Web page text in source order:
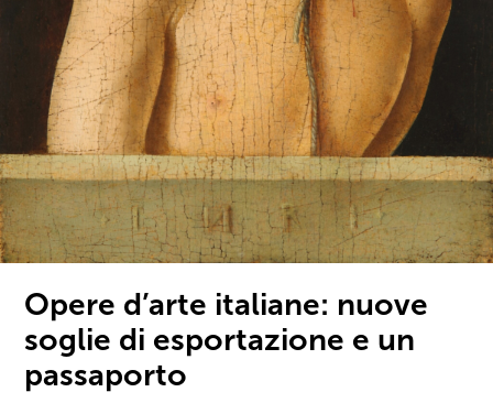
Opere d’arte italiane: nuove
soglie di esportazione e un
passaporto